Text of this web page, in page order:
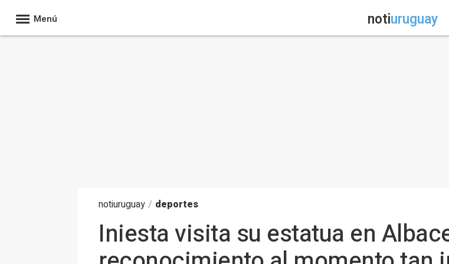
Menú notiuruguay
notiuruguay / deportes
Iniesta visita su estatua en